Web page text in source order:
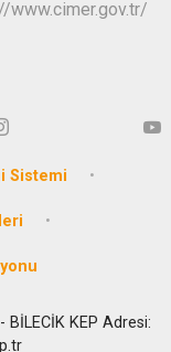
Sistemi
KEP Adresi: